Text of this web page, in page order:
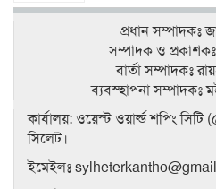
প্রধান সম্পাদকঃ
সম্পাদক ও
বার্তা সম্পাদকঃ
ব‍্যবস্হাপনা সম্পাদকঃ
কার্যালয়: ওয়েস্ট ওয়ার্ল্ড শপিং সিটি
সিলেট।
ইমেইলঃ